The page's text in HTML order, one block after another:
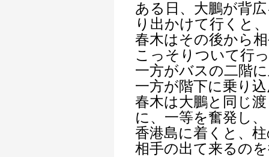
ある日、大鵬が背
り出かけて行くと、
春木はその後から
こっそりついて行
一方がバスの二階
一方が階下に乗り
春木は大鵬と同じ
に、一等を奮発し、
香港島に着くと、
相手の出て来るの